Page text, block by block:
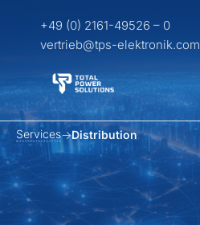
+49 (0) 2161-49526 – 0
vertrieb@tps-elektronik.com
Services Distribution